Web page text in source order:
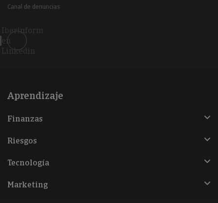
Canal de denuncias
Iberinform
en
Linkedin
Aprendizaje
Finanzas
Riesgos
Tecnología
Marketing